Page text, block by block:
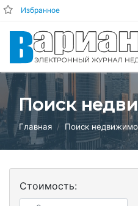
Избранное
Поиск
Главная Поиск
Стоимость: